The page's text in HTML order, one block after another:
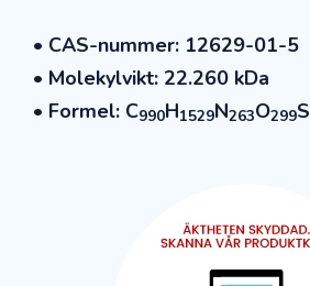
• CAS-nummer: 12629-01-5
• Molekylvikt: 22.260 kDa
• Formel: C990H1529N263O299S